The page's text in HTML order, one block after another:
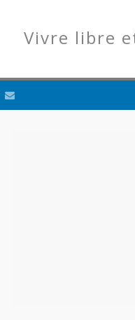
Vivre libre